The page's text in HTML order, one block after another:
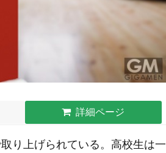
詳細ページ
り上げられている。高校生は一